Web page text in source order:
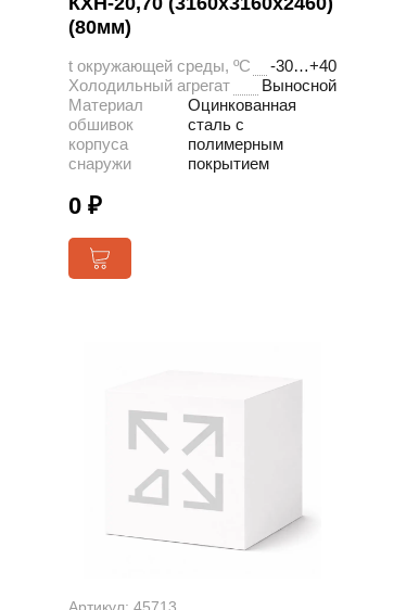
(80мм)
t окружающей среды, ºС
-30…+40
Холодильный агрегат
Выносной
Материал
обшивок
корпуса
снаружи
Оцинкованная
сталь с
полимерным
покрытием
0 ₽